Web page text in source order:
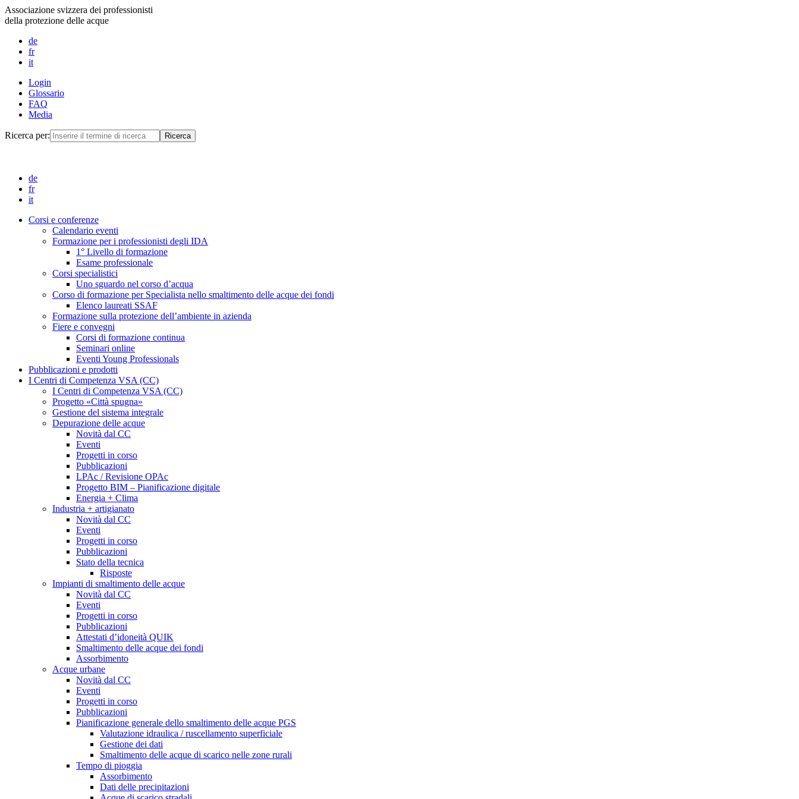
Associazione svizzera dei professionisti
della protezione delle acque
de
fr
it
Login
Glossario
FAQ
Media
Ricerca per:
de
fr
it
Corsi e conferenze
Calendario eventi
Formazione per i professionisti degli IDA
1° Livello di formazione
Esame professionale
Corsi specialistici
Uno sguardo nel corso d’acqua
Corso di formazione per Specialista nello smaltimento delle acque dei fondi
Elenco laureati SSAF
Formazione sulla protezione dell’ambiente in azienda
Fiere e convegni
Corsi di formazione continua
Seminari online
Eventi Young Professionals
Pubblicazioni e prodotti
I Centri di Competenza VSA (CC)
I Centri di Competenza VSA (CC)
Progetto «Città spugna»
Gestione del sistema integrale
Depurazione delle acque
Novità dal CC
Eventi
Progetti in corso
Pubblicazioni
LPAc / Revisione OPAc
Progetto BIM – Pianificazione digitale
Energia + Clima
Industria + artigianato
Novità dal CC
Eventi
Progetti in corso
Pubblicazioni
Stato della tecnica
Risposte
Impianti di smaltimento delle acque
Novità dal CC
Eventi
Progetti in corso
Pubblicazioni
Attestati d’idoneità QUIK
Smaltimento delle acque dei fondi
Assorbimento
Acque urbane
Novità dal CC
Eventi
Progetti in corso
Pubblicazioni
Pianificazione generale dello smaltimento delle acque PGS
Valutazione idraulica / ruscellamento superficiale
Gestione dei dati
Smaltimento delle acque di scarico nelle zone rurali
Tempo di pioggia
Assorbimento
Dati delle precipitazioni